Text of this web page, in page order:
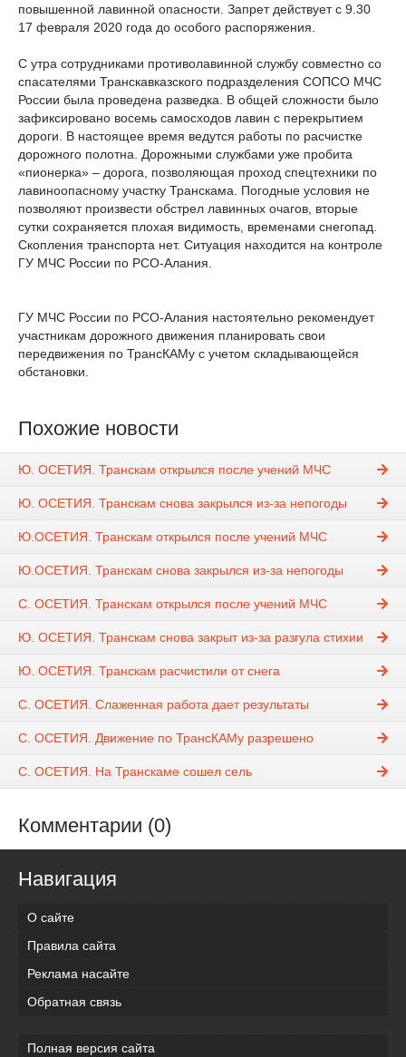
повышенной лавинной опасности. Запрет действует с 9.30
17 февраля 2020 года до особого распоряжения.
С утра сотрудниками противолавинной службу совместно со
спасателями Транскавказского подразделения СОПСО МЧС
России была проведена разведка. В общей сложности было
зафиксировано восемь самосходов лавин с перекрытием
дороги. В настоящее время ведутся работы по расчистке
дорожного полотна. Дорожными службами уже пробита
«пионерка» – дорога, позволяющая проход спецтехники по
лавиноопасному участку Транскама. Погодные условия не
позволяют произвести обстрел лавинных очагов, вторые
сутки сохраняется плохая видимость, временами снегопад.
Скопления транспорта нет. Ситуация находится на контроле
ГУ МЧС России по РСО-Алания.
ГУ МЧС России по РСО-Алания настоятельно рекомендует
участникам дорожного движения планировать свои
передвижения по ТрансКАМу с учетом складывающейся
обстановки.
Похожие новости
Ю. ОСЕТИЯ. Транскам открылся после учений МЧС
Ю. ОСЕТИЯ. Транскам снова закрылся из-за непогоды
Ю.ОСЕТИЯ. Транскам открылся после учений МЧС
Ю.ОСЕТИЯ. Транскам снова закрылся из-за непогоды
С. ОСЕТИЯ. Транскам открылся после учений МЧС
Ю. ОСЕТИЯ. Транскам снова закрыт из-за разгула стихии
Ю. ОСЕТИЯ. Транскам расчистили от снега
С. ОСЕТИЯ. Слаженная работа дает результаты
С. ОСЕТИЯ. Движение по ТрансКАМу разрешено
С. ОСЕТИЯ. На Транскаме сошел сель
Комментарии (0)
Навигация
О сайте
Правила сайта
Реклама насайте
Обратная связь
Полная версия сайта